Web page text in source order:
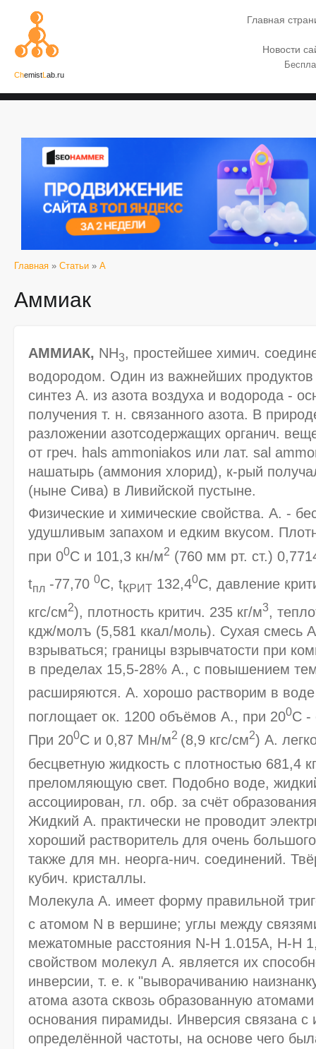
ChemistL ab.ru
Главная
Новости
Главная » Статьи » А
Аммиак
АММИАК, NH3, простейшее химич.
водородом. Один из важнейших
синтез А. из азота воздуха и водорода -
получения т. н. связанного азота. В
разложении азотсодержащих органич.
от греч. hals ammoniakos или лат. sal
нашатырь (аммония хлорид), к-рый
(ныне Сива) в Ливийской пустыне.
Физические и химические свойства. А. -
удушливым запахом и едким вкусом.
при 00С и 101,3 кн/м2 (760 мм рт. ст.)
tпл -77,70 0С, tКРИТ 132,40С, давление
кгс/см2), плотность критич. 235 кг/м3,
кдж/молъ (5,581 ккал/моль). Сухая смесь
взрываться; границы взрывчатости при
в пределах 15,5-28% А., с повышением
расширяются. А. хорошо растворим в
поглощает ок. 1200 объёмов А., при 200С -
При 200С и 0,87 Мн/м2 (8,9 кгс/см2) А.
бесцветную жидкость с плотностью 681,4
преломляющую свет. Подобно воде,
ассоциирован, гл. обр. за счёт
Жидкий А. практически не проводит
хороший растворитель для очень
также для мн. неорга-нич. соединений.
кубич. кристаллы.
Молекула А. имеет форму правильной
с атомом N в вершине; углы между
межатомные расстояния N-Н 1.015А, Н-Н
свойством молекул А. является их
инверсии, т. е. к "выворачиванию
атома азота сквозь образованную
основания пирамиды. Инверсия связана с
определённой частоты, на основе чего